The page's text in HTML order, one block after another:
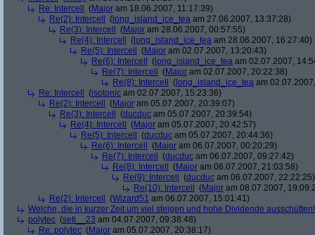
Re: Intercell
(Major am 18.06.2007, 11:17:39)
Re(2): Intercell
( long_island_ice_tea am 27.06.2007, 13:37:28)
Re(3): Intercell
(Major am 28.06.2007, 00:57:55)
Re(4): Intercell
( long_island_ice_tea am 28.06.2007, 16:27:40)
Re(5): Intercell
(Major am 02.07.2007, 13:20:43)
Re(6): Intercell
( long_island_ice_tea am 02.07.2007,
Re(7): Intercell
(Major am 02.07.2007, 20:22:38)
Re(8): Intercell
( long_island_ice_tea am
Re: Intercell
(isotonic am 02.07.2007, 15:23:36)
Re(2): Intercell
(Major am 05.07.2007, 20:39:07)
Re(3): Intercell
(ducduc am 05.07.2007, 20:39:54)
Re(4): Intercell
(Major am 05.07.2007, 20:42:57)
Re(5): Intercell
(ducduc am 05.07.2007, 20:44:36)
Re(6): Intercell
(Major am 06.07.2007, 00:20:29)
Re(7): Intercell
(ducduc am 06.07.2007, 09:27:42)
Re(8): Intercell
(Major am 06.07.2007, 21:03:58)
Re(9): Intercell
(ducduc am 06.07.2007, 22:22:25)
Re(10): Intercell
(Major am 08.07.2007,
Re(2): Intercell
(Wizard51 am 06.07.2007, 15:01:41)
Welche, die in kurzer Zeit um viel steigen und hohe Dividende
polytec (seti__23 am 04.07.2007, 09:38:48)
Re: polytec (Major am 05.07.2007, 20:38:17)